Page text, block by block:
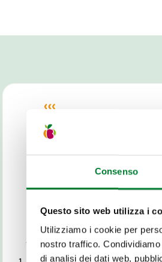
Consenso
Questo sito web utilizza i
Utilizziamo i cookie per
nostro traffico.
di analisi dei dati web,
Cómo se prepara
ananá necesita cierta
Seguí estas indicaciones
fruto en un postre